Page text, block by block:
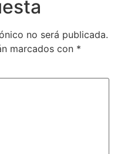
no será publicada.
marcados con *